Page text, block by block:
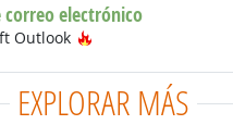
correo electrónico
Outlook
EXPLORAR MÁS